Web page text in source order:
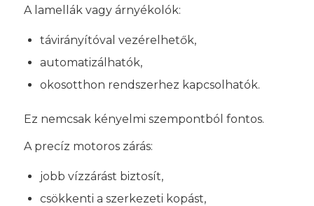
A lamellák vagy árnyékolók:
távirányítóval vezérelhetők,
automatizálhatók,
okosotthon rendszerhez kapcsolhatók.
Ez nemcsak kényelmi szempontból fontos.
A precíz motoros zárás:
jobb vízzárást biztosít,
csökkenti a szerkezeti kopást,